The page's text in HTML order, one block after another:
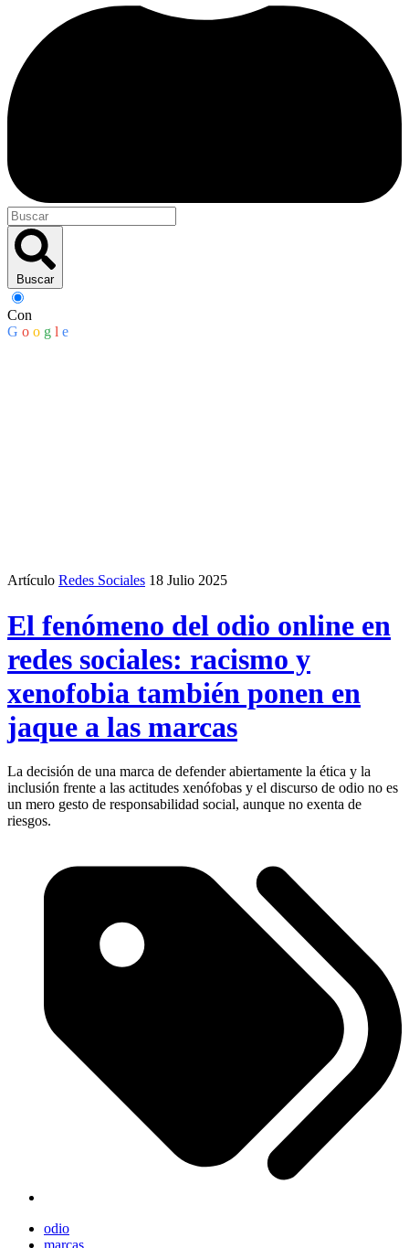
Buscar
Con
G o o g l e
Artículo Redes Sociales 18 Julio 2025
El fenómeno del odio online en
redes sociales: racismo y
xenofobia también ponen en
jaque a las marcas
La decisión de una marca de defender abiertamente la ética y la
inclusión frente a las actitudes xenófobas y el discurso de odio no es
un mero gesto de responsabilidad social, aunque no exenta de
riesgos.
odio
marcas